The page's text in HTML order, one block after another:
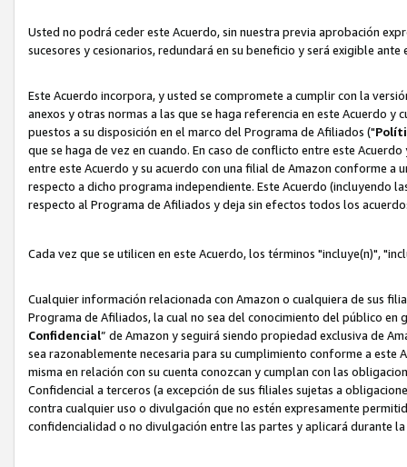
Usted no podrá ceder este Acuerdo, sin nuestra previa aprobación
sucesores y cesionarios, redundará en su beneficio y será exigible
Este Acuerdo incorpora, y usted se compromete a cumplir con la
anexos y otras normas a las que se haga referencia en este Acuerdo
puestos a su disposición en el marco del Programa de Afiliados ("
que se haga de vez en cuando. En caso de conflicto entre este
entre este Acuerdo y su acuerdo con una filial de Amazon conforme
respecto a dicho programa independiente. Este Acuerdo (incluyendo
respecto al Programa de Afiliados y deja sin efectos todos los
Cada vez que se utilicen en este Acuerdo, los términos "incluye(n)",
Cualquier información relacionada con Amazon o cualquiera de sus
Programa de Afiliados, la cual no sea del conocimiento del público
Confidencial” de Amazon y seguirá siendo propiedad exclusiva de
sea razonablemente necesaria para su cumplimiento conforme a
misma en relación con su cuenta conozcan y cumplan con las
Confidencial a terceros (a excepción de sus filiales sujetas a
contra cualquier uso o divulgación que no estén expresamente
confidencialidad o no divulgación entre las partes y aplicará durante